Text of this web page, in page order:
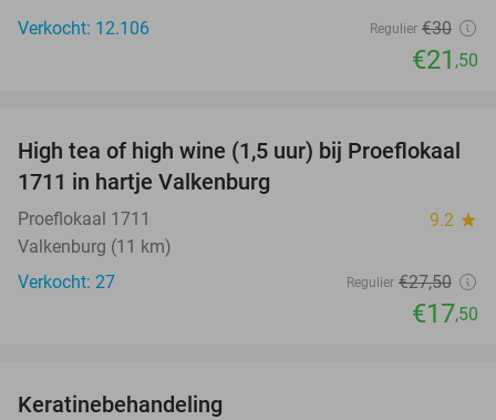
Verkocht: 12.106
Regulier €30
€21 ,50
36%
High tea of high wine (1,5 uur) bij Proeflokaal
1711 in hartje Valkenburg
Proeflokaal 1711 9.2 star
Valkenburg (11 km)
Verkocht: 27
Regulier €27,50
€17,50
Keratinebehandeling